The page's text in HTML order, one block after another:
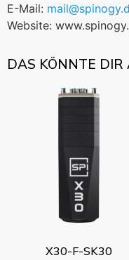
E-Mail:
Website:
DAS KÖNNTE
X30-F-SK30